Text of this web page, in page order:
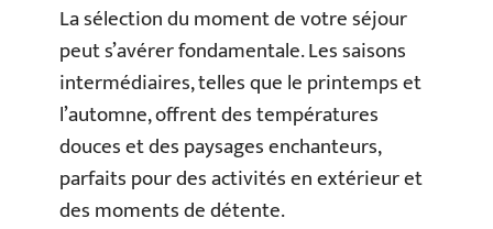
La sélection du moment de votre séjour
peut s’avérer fondamentale. Les saisons
intermédiaires, telles que le printemps et
l’automne, offrent des températures
douces et des paysages enchanteurs,
parfaits pour des activités en extérieur et
des moments de détente.